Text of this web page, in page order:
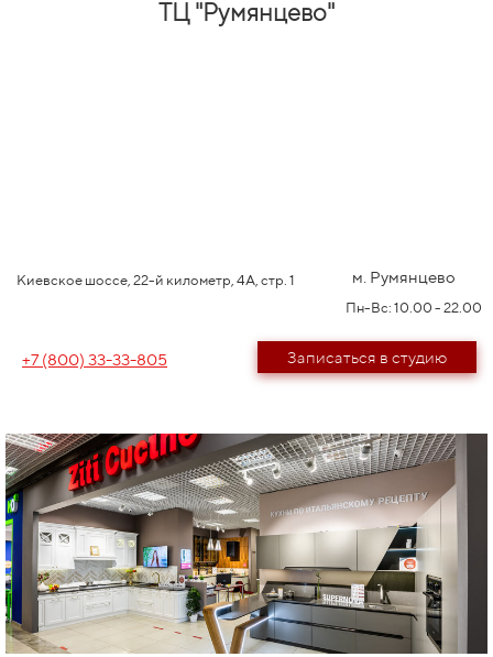
ТЦ "Румянцево"
Киевское шоссе, 22-й километр, 4А, стр. 1 м. Румянцево
Пн-Вс: 10.00 - 22.00
+7 (800) 33-33-805 Записаться в студию